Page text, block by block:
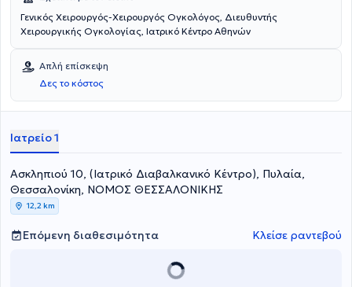
Γενικός Χειρουργός-Χειρουργός Ογκολόγος, Διευθυντής
Χειρουργικής Ογκολογίας, Ιατρικό Κέντρο Αθηνών
Απλή επίσκεψη
Δες το κόστος
Ιατρείο 1
Ασκληπιού 10, (Ιατρικό Διαβαλκανικό Κέντρο), Πυλαία,
Θεσσαλονίκη, ΝΟΜΟΣ ΘΕΣΣΑΛΟΝΙΚΗΣ
12,2 km
Επόμενη διαθεσιμότητα Κλείσε ραντεβού